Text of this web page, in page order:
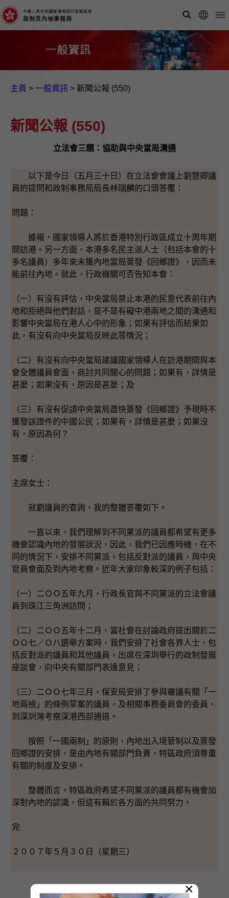
主頁 > 一般資訊​ > 新聞公報 (550)
新聞公報 (550)
立法會三題：協助與中央當局溝通
以下是今日（五月三十日）在立法會會議上劉慧卿議
員的提問和政制事務局局長林瑞麟的口頭答覆：
問題：
據報，國家領導人將於香港特別行政區成立十周年期
間訪港。另一方面，本港多名民主派人士（包括本會的十
多名議員）多年來未獲內地當局簽發《回鄉證》，因而未
能前往內地。就此，行政機關可否告知本會：
（一）有沒有評估，中央當局禁止本港的民意代表前往內
地和拒絕與他們對話，是不是有礙中港兩地之間的溝通和
影響中央當局在港人心中的形象；如果有評估而結果如
此，有沒有向中央當局反映此等情況；
（二）有沒有向中央當局建議國家領導人在訪港期間與本
會全體議員會面，商討共同關心的問題；如果有，詳情是
甚麼；如果沒有，原因是甚麼；及
（三）有沒有促請中央當局盡快簽發《回鄉證》予現時不
獲發該證件的中國公民；如果有，詳情是甚麼；如果沒
有，原因為何？
答覆：
主席女士：
就劉議員的查詢，我的整體答覆如下。
一直以來，我們理解到不同黨派的議員都希望有更多
機會認識內地的發展狀況，因此，我們已因應時機，在不
同的情況下，安排不同黨派，包括反對派的議員，與中央
官員會面及到內地考察。近年大家印象較深的例子包括：
（一）二ＯＯ五年九月，行政長官與不同黨派的立法會議
員到珠江三角洲訪問；
（二）二ＯＯ五年十二月，當社會在討論政府提出關於二
ＯＯ七／Ｏ八選舉方案時，我們安排了社會各界人士，包
括反對派的議員和其他議員，出席在深圳舉行的政制發展
座談會，向中央有關部門表達意見；
（三）二ＯＯ七年三月，保安局安排了參與審議有關「一
地兩檢」的條例草案的議員，及相關事務委員會的委員，
到深圳灣考察深港西部通道。
按照「一國兩制」的原則，內地出入境管制以及簽發
回鄉證的安排，是由內地有關部門負責，特區政府須尊重
有關的制度及安排。
整體而言，特區政府希望不同黨派的議員都有機會加
深對內地的認識，但這有賴於各方面的共同努力。
完
２００７年５月３０日（星期三）
×